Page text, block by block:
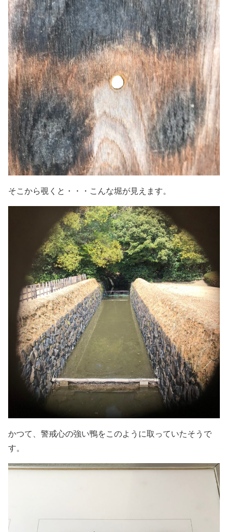
そこから覗くと・・・こんな堀が見えます。
かつて、警戒心の強い鴨をこのように取っていたそうで
す。